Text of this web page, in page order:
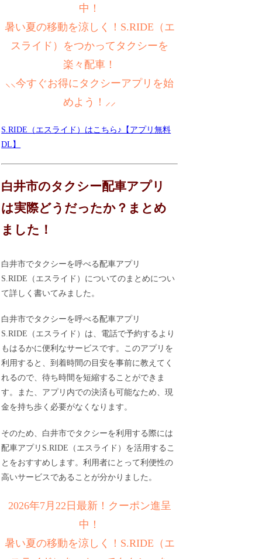
中！
暑い夏の移動を涼しく！S.RIDE（エ
スライド）をつかってタクシーを
楽々配車！
⸜⸜今すぐお得にタクシーアプリを始
めよう！⸝⸝
S.RIDE（エスライド）はこちら♪【アプリ無料
DL】
白井市のタクシー配車アプリ
は実際どうだったか？まとめ
ました！
白井市でタクシーを呼べる配車アプリ
S.RIDE（エスライド）についてのまとめについ
て詳しく書いてみました。
白井市でタクシーを呼べる配車アプリ
S.RIDE（エスライド）は、電話で予約するより
もはるかに便利なサービスです。このアプリを
利用すると、到着時間の目安を事前に教えてく
れるので、待ち時間を短縮することができま
す。また、アプリ内での決済も可能なため、現
金を持ち歩く必要がなくなります。
そのため、白井市でタクシーを利用する際には
配車アプリS.RIDE（エスライド）を活用するこ
とをおすすめします。利用者にとって利便性の
高いサービスであることが分かりました。
2026年7月22日最新！クーポン進呈
中！
暑い夏の移動を涼しく！S.RIDE（エ